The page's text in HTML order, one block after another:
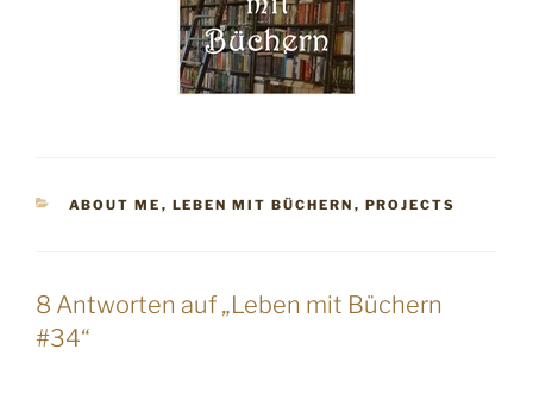
KATEGORIEN
ABOUT ME , LEBEN MIT BÜCHERN , PROJECTS
8 Antworten auf „Leben mit Büchern
#34“